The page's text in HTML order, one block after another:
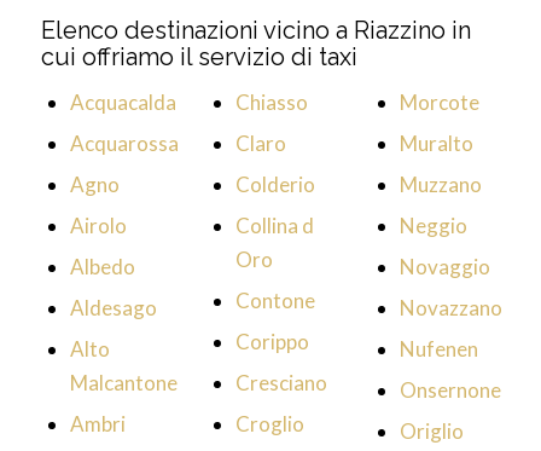
Elenco destinazioni vicino a Riazzino in
cui offriamo il servizio di taxi
Acquacalda
Acquarossa
Agno
Airolo
Albedo
Aldesago
Alto
Malcantone
Ambri
Chiasso
Claro
Colderio
Collina d
Oro
Contone
Corippo
Cresciano
Croglio
Morcote
Muralto
Muzzano
Neggio
Novaggio
Novazzano
Nufenen
Onsernone
Origlio